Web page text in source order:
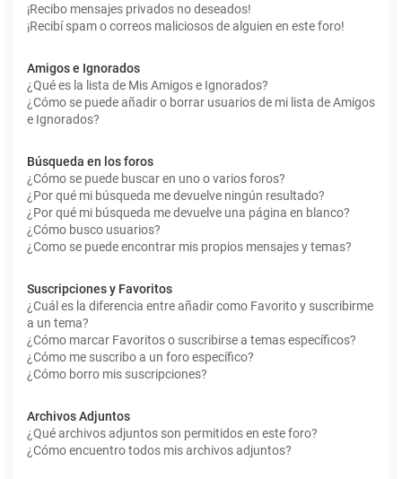
¡Recibo mensajes privados no deseados!
¡Recibí spam o correos maliciosos de alguien en este foro!
Amigos e Ignorados
¿Qué es la lista de Mis Amigos e Ignorados?
¿Cómo se puede añadir o borrar usuarios de mi lista de Amigos
e Ignorados?
Búsqueda en los foros
¿Cómo se puede buscar en uno o varios foros?
¿Por qué mi búsqueda me devuelve ningún resultado?
¿Por qué mi búsqueda me devuelve una página en blanco?
¿Cómo busco usuarios?
¿Como se puede encontrar mis propios mensajes y temas?
Suscripciones y Favoritos
¿Cuál es la diferencia entre añadir como Favorito y suscribirme
a un tema?
¿Cómo marcar Favoritos o suscribirse a temas específicos?
¿Cómo me suscribo a un foro específico?
¿Cómo borro mis suscripciones?
Archivos Adjuntos
¿Qué archivos adjuntos son permitidos en este foro?
¿Cómo encuentro todos mis archivos adjuntos?